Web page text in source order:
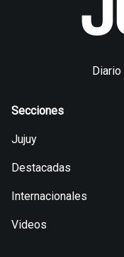
Secciones
Jujuy
Destacadas
Internacionales
Videos